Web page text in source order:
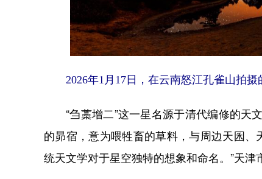
2026年1月17日，在云南怒江孔雀山拍摄
“刍藁增二”这一星名源于清代编修的天文
的昴宿，意为喂牲畜的草料，与周边天囷、
统天文学对于星空独特的想象和命名。”天津